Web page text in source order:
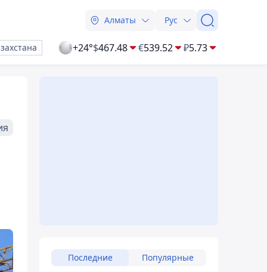
Алматы Рус
+24°$467.48 €539.52 ₽5.73
Последние Популярные